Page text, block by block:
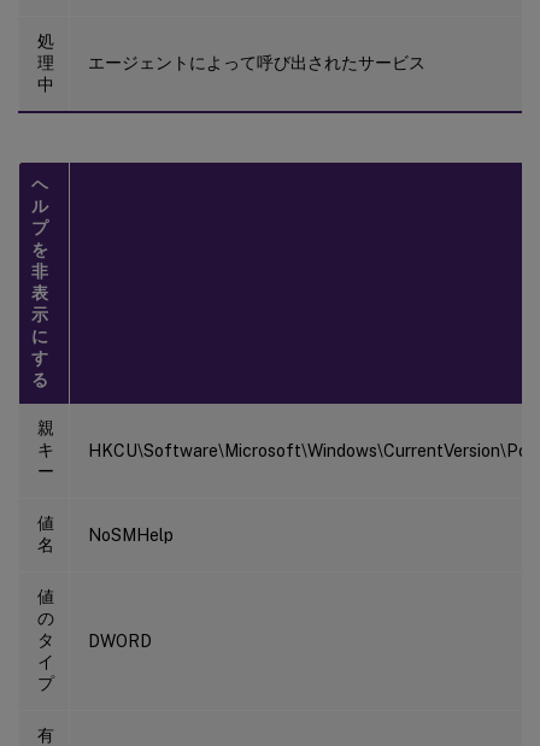
処
理
中
エージェントによって呼び出されたサービス
ヘ
ル
プ
を
非
表
示
に
す
る
親
キ
ー
値
名
NoSMHelp
値
の
タ
イ
プ
DWORD
有